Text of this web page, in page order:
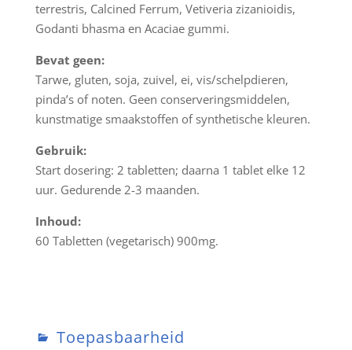
terrestris, Calcined Ferrum, Vetiveria zizanioidis,
Godanti bhasma en Acaciae gummi.
Bevat geen:
Tarwe, gluten, soja, zuivel, ei, vis/schelpdieren,
pinda’s of noten. Geen conserveringsmiddelen,
kunstmatige smaakstoffen of synthetische kleuren.
Gebruik:
Start dosering: 2 tabletten; daarna 1 tablet elke 12
uur. Gedurende 2-3 maanden.
Inhoud:
60 Tabletten (vegetarisch) 900mg.
Toepasbaarheid